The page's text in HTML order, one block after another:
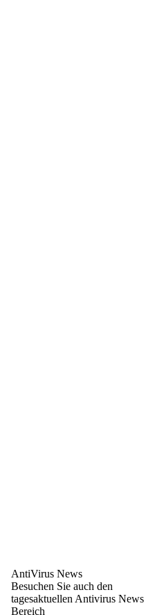
AntiVirus News
Besuchen Sie auch den
tagesaktuellen Antivirus News
Bereich